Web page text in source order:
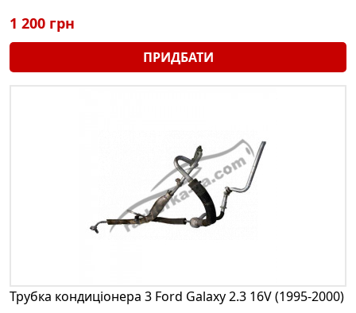
1 200 грн
ПРИДБАТИ
Трубка кондиціонера 3 Ford Galaxy 2.3 16V (1995-2000)